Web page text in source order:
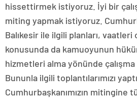
hissettirmek istiyoruz. İyi bir
miting yapmak istiyoruz.
Balıkesir ile ilgili planları, vaatleri
konusunda da kamuoyunun
hizmetleri alma yönünde
Bununla ilgili toplantılarımızı
Cumhurbaşkanımızın mitingine